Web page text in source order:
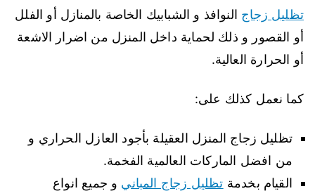
تظليل زجاج النوافذ و الشبابيك الخاصة بالمنازل أو الفلل
أو القصور و ذلك لحماية داخل المنزل من اضرار الاشعة
أو الحرارة العالية.
كما نعمل كذلك على:
تظليل زجاج المنزل العقيلة بأجود العازل الحراري و
من افضل الماركات العالمية الفخمة.
القيام بخدمة تظليل زجاج المباني و جميع انواع